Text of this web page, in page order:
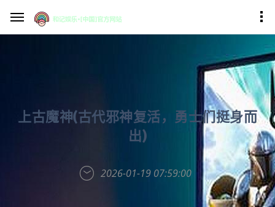
上古魔神(古代邪神复活，勇士们挺身而
出)
2026-01-19 07:59:00